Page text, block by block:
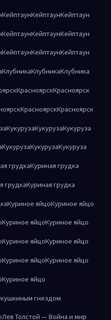
КейптаунКейптаунКейптаун
КейптаунКейптаунКейптаун
КейптаунКейптаунКейптаун
КлубникаКлубникаКлубника
КрасноярскКрасноярск
КрасноярскКрасноярск
КукурузаКукурузаКукуруза
КукурузаКукурузаКукуруза
грудкаКуриная грудка
грудкаКуриная грудка
Куриное яйцоКуриное яйцо
Куриное яйцоКуриное яйцо
Куриное яйцоКуриное яйцо
Куриное яйцоКуриное яйцо
Куриное яйцо
гнездом
Лев Толстой — Война и мир